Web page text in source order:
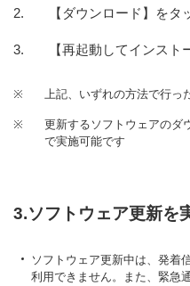
【ダウンロード】をタ
【再起動してインスト
※ 上記、いずれの方法で行っ
※
更新するソフトウェアのダ
で実施可能です
3.ソフトウェア更新を
ソフトウェア更新中は、発着
利用できません。また、緊急